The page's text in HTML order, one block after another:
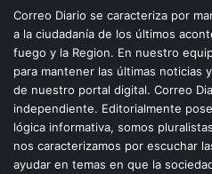
Correo Diario se caracteriza por
a la ciudadanía de los últimos
fuego y la Region. En nuestro
para mantener las últimas noticias
de nuestro portal digital. Correo
independiente. Editorialmente
lógica informativa, somos
nos caracterizamos por escuchar
ayudar en temas en que la